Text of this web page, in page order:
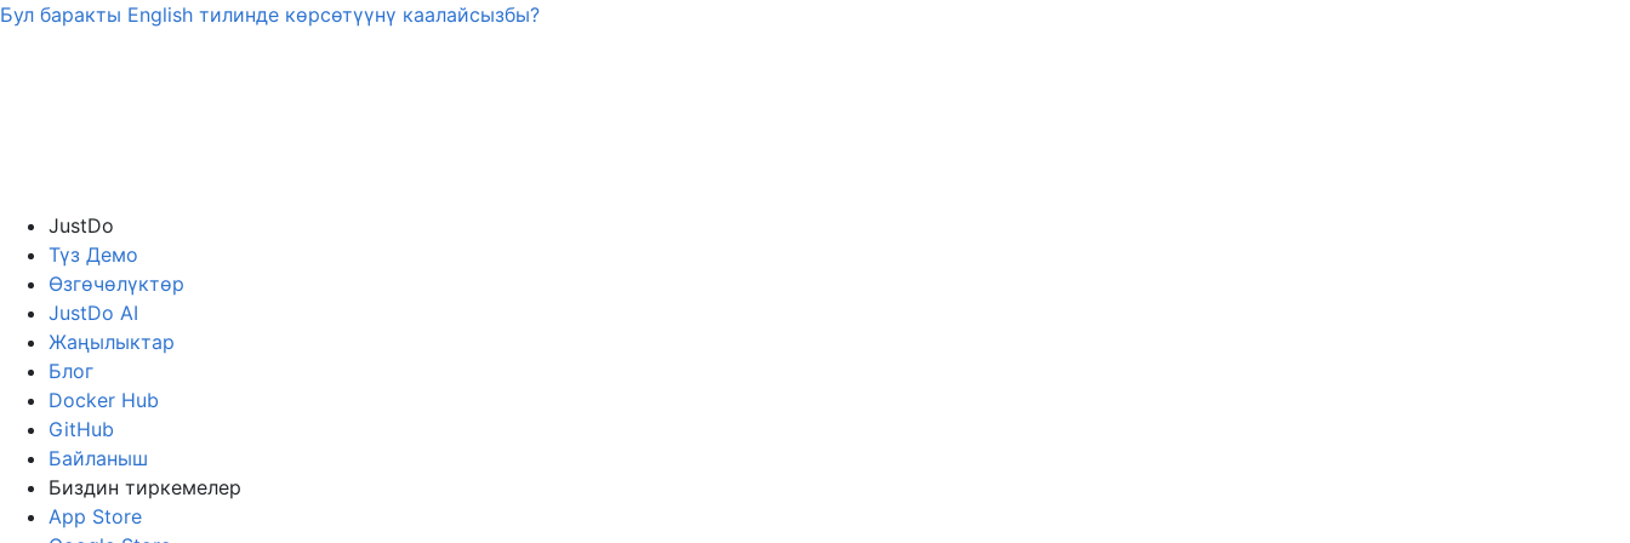
Бул баракты English тилинде көрсөтүүнү каалайсызбы?
JustDo
Түз Демо
Өзгөчөлүктөр
JustDo AI
Жаңылыктар
Блог
Docker Hub
GitHub
Байланыш
Биздин тиркемелер
App Store